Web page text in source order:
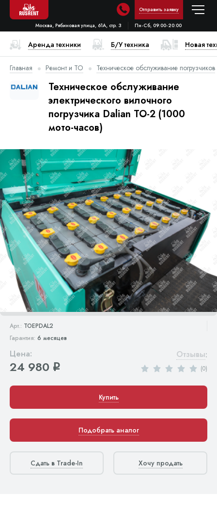
Отправить заявку
Москва, Рябиновая улица, 61А, стр. 3 Пн-Сб, 09:00-20:00
Аренда техники Б/У техника Новая
Главная Ремонт и ТО Техническое обслуживание погрузчиков
Техническое обслуживание
электрического вилочного
погрузчика Dalian ТО-2 (1000
мото-часов)
Арт.: TOEPDAL2
Гарантия: 6 месяцев
Цена:
24 980 q
Отзывы:
(0)
Купить
Подобрать аналог
Сдать в Trade-In Хочу продать